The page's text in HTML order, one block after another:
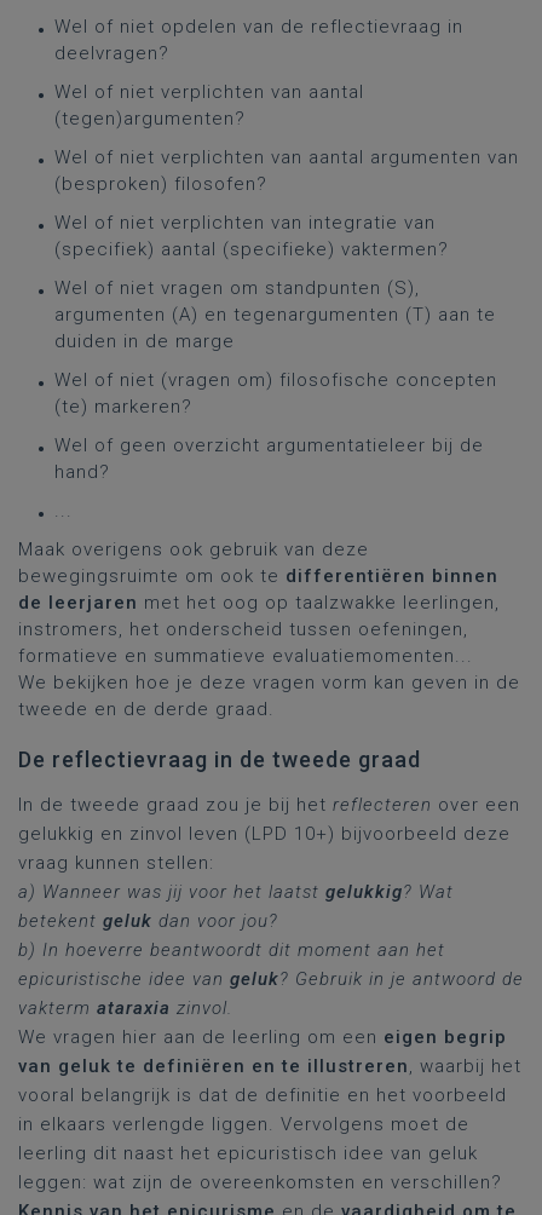
Wel of niet opdelen van de reflectievraag in
deelvragen?
Wel of niet verplichten van aantal
(tegen)argumenten?
Wel of niet verplichten van aantal argumenten van
(besproken) filosofen?
Wel of niet verplichten van integratie van
(specifiek) aantal (specifieke) vaktermen?
Wel of niet vragen om standpunten (S),
argumenten (A) en tegenargumenten (T) aan te
duiden in de marge
Wel of niet (vragen om) filosofische concepten
(te) markeren?
Wel of geen overzicht argumentatieleer bij de
hand?
...
Maak overigens ook gebruik van deze
bewegingsruimte om ook te differentiëren binnen
de leerjaren met het oog op taalzwakke leerlingen,
instromers, het onderscheid tussen oefeningen,
formatieve en summatieve evaluatiemomenten...
We bekijken hoe je deze vragen vorm kan geven in de
tweede en de derde graad.
De reflectievraag in de tweede graad
In de tweede graad zou je bij het reflecteren over een
gelukkig en zinvol leven (LPD 10+) bijvoorbeeld deze
vraag kunnen stellen:
a) Wanneer was jij voor het laatst gelukkig? Wat
betekent geluk dan voor jou?
b) In hoeverre beantwoordt dit moment aan het
epicuristische idee van geluk? Gebruik in je antwoord de
vakterm ataraxia zinvol.
We vragen hier aan de leerling om een eigen begrip
van geluk te definiëren en te illustreren, waarbij het
vooral belangrijk is dat de definitie en het voorbeeld
in elkaars verlengde liggen. Vervolgens moet de
leerling dit naast het epicuristisch idee van geluk
leggen: wat zijn de overeenkomsten en verschillen?